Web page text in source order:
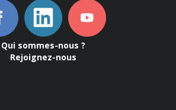
Qui sommes-nous ?
Rejoignez-nous